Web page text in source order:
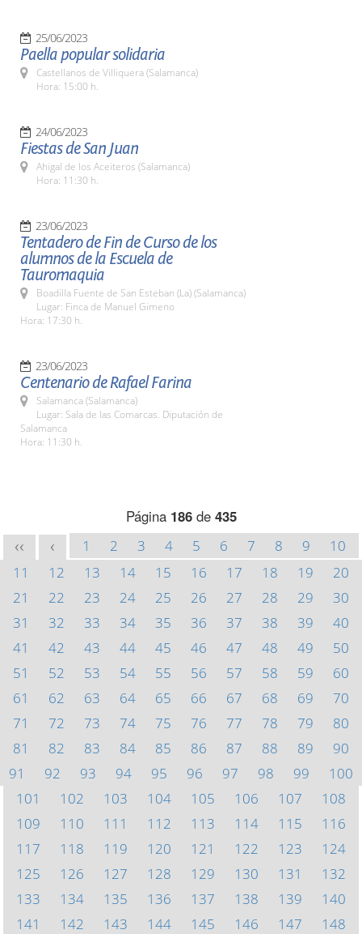
25/06/2023
Paella popular solidaria
Castellanos de Villiquera (Salamanca)
Hora: 15:00 h.
24/06/2023
Fiestas de San Juan
Ahigal de los Aceiteros (Salamanca)
Hora: 11:30 h.
23/06/2023
Tentadero de Fin de Curso de los
alumnos de la Escuela de
Tauromaquia
Boadilla Fuente de San Esteban (La) (Salamanca)
Lugar: Finca de Manuel Gimeno
Hora: 17:30 h.
23/06/2023
Centenario de Rafael Farina
Salamanca (Salamanca)
Lugar: Sala de las Comarcas. Diputación de
Salamanca
Hora: 11:30 h.
Página 186de 435
<< < 1 2 3 4 5 6 7 8 9
10
11
12 13 14 15 16 17 18 19
20
21
22 23 24 25 26 27 28 29
30
31
32 33 34 35 36 37 38 39
40
41
42 43 44 45 46 47 48 49
50
51
52 53 54 55 56 57 58 59
60
61
62 63 64 65 66 67 68 69
70
71
72 73 74 75 76 77 78 79
80
81
82 83 84 85 86 87 88 89
90
91
92 93 94 95 96 97 98 99
100
101
102 103 104 105 106 107
108
109
110 111 112 113 114 115
116
117
118 119 120 121 122 123
124
125
126 127 128 129 130 131
132
133
134 135 136 137 138 139
140
141
142 143 144 145 146 147
148